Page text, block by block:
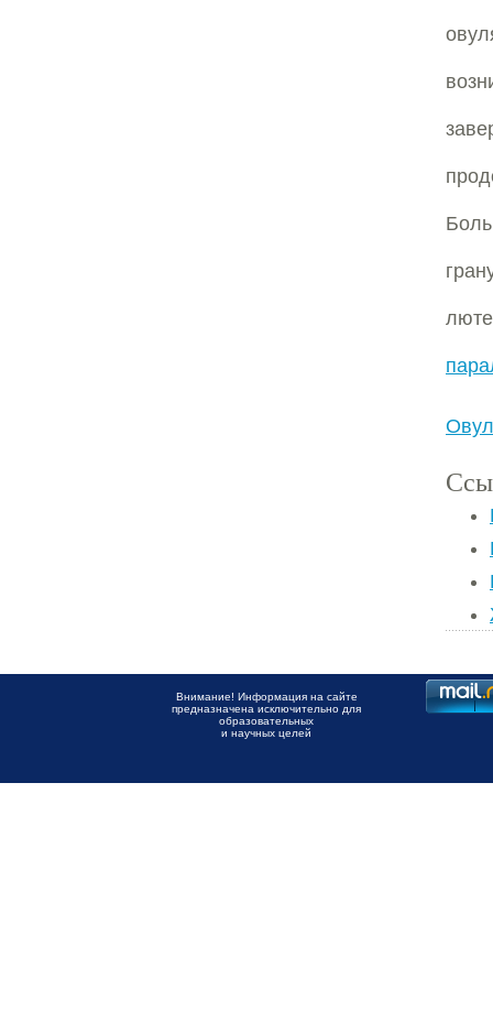
Внимание! Информация на сайте
предназначена исключительно для
образовательных
и научных целей